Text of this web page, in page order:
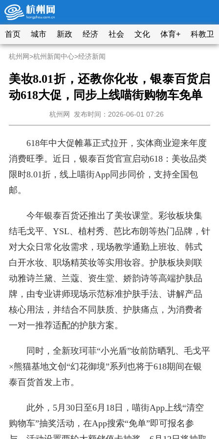
首页 城市 新政 经济 社会 文化 体育+ 科教卫
杭州网>杭州新闻中心>经济新闻
美妆8.01折，还教你化妆，银泰百货启
动618大促，同步上线喵街购物车免单
杭州网 发布时间：2026-06-01 07:26
618年中大促帷幕正式拉开，实体商业迎来年度
消费旺季。近日，银泰百货官宣启动618：美妆品类
限时8.01折，线上喵街App同步同价，支持全国包
邮。
今年银泰百货还推出了美妆课堂。彩妆板块集
结毛戈平、YSL、植村秀、芭比布朗等热门品牌，针
对大众日常化妆需求，现场教学通勤上班妆、韩式
白开水妆、职场精英妆等实用妆容。护肤板块则联
动雅诗兰黛、兰蔻、资生堂、娇韵诗等高端护肤品
牌，由专业讲师现场示范标准护肤手法、讲解产品
核心用法，并结合不同肤质、护肤痛点，为消费者
一对一推荐适配的护肤方案。
同时，全新玫珂菲“小光盾”妆前防晒乳、毛戈平
×熊猫基地文创“幻花御境”系列也将于618期间在银
泰百货首发上市。
此外，5月30日至6月18日，喵街App上线“清空
购物车”抽奖活动，在App搜索“免单”即可报名参